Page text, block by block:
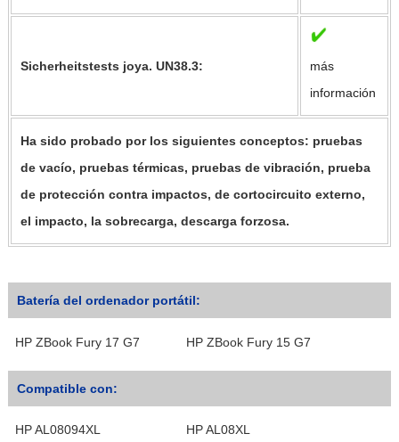
Sicherheitstests joya. UN38.3:
más
información
Ha sido probado por los siguientes conceptos: pruebas
de vacío, pruebas térmicas, pruebas de vibración, prueba
de protección contra impactos, de cortocircuito externo,
el impacto, la sobrecarga, descarga forzosa.
Batería del ordenador portátil:
HP ZBook Fury 17 G7 HP ZBook Fury 15 G7
Compatible con:
HP AL08094XL
HP AL08XL